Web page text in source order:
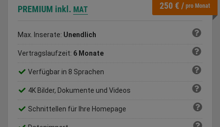
250 € / pro Monat
PREMIUM inkl. MAT
Max. Inserate: Unendlich
Vertragslaufzeit: 6 Monate
Verfügbar in 8 Sprachen
4K Bilder, Dokumente und Videos
Schnittellen für Ihre Homepage